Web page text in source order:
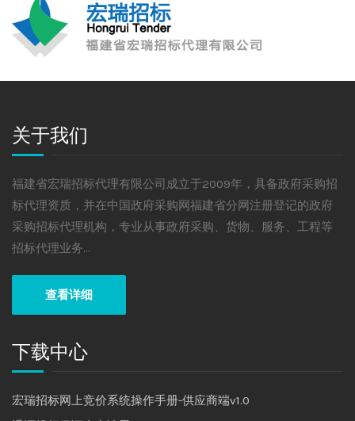
关于我们
福建省宏瑞招标代理有限公司成立于2009年，具备政府采购招
标代理资质，并在中国政府采购网福建省分网注册登记的政府
采购招标代理机构，专业从事政府采购、货物、服务、工程等
招标代理业务...
查看详细
下载中心
宏瑞招标网上竞价系统操作手册-供应商端v1.0